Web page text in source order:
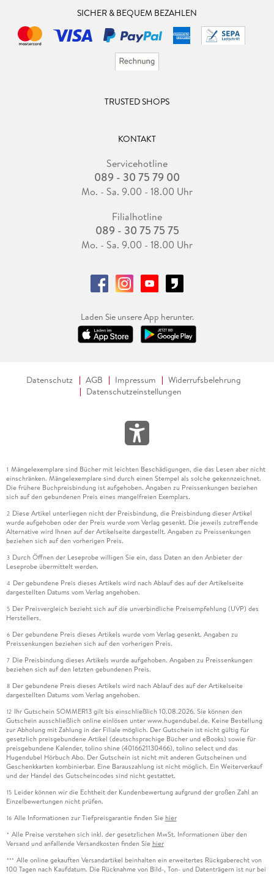
SICHER & BEQUEM BEZAHLEN
TRUSTED SHOPS
KONTAKT
Servicehotline
089 - 30 75 79 00
Mo. - Sa. 9.00 - 18.00 Uhr
Filialhotline
089 - 30 75 75 75
Mo. - Sa. 9.00 - 18.00 Uhr
Laden Sie unsere App herunter.
Datenschutz AGB Impressum
Widerrufsbelehrung
Datenschutzeinstellungen
1 Mängelexemplare sind Bücher mit leichten Beschädigungen, die das Lesen aber nicht
einschränken. Mängelexemplare sind durch einen Stempel als solche gekennzeichnet.
Die frühere Buchpreisbindung ist aufgehoben. Angaben zu Preissenkungen beziehen
sich auf den gebundenen Preis eines mangelfreien Exemplars.
2 Diese Artikel unterliegen nicht der Preisbindung, die Preisbindung dieser Artikel
wurde aufgehoben oder der Preis wurde vom Verlag gesenkt. Die jeweils zutreffende
Alternative wird Ihnen auf der Artikelseite dargestellt. Angaben zu Preissenkungen
beziehen sich auf den vorherigen Preis.
3 Durch Öffnen der Leseprobe willigen Sie ein, dass Daten an den Anbieter der
Leseprobe übermittelt werden.
4 Der gebundene Preis dieses Artikels wird nach Ablauf des auf der Artikelseite
dargestellten Datums vom Verlag angehoben.
5 Der Preisvergleich bezieht sich auf die unverbindliche Preisempfehlung (UVP) des
Herstellers.
6 Der gebundene Preis dieses Artikels wurde vom Verlag gesenkt. Angaben zu
Preissenkungen beziehen sich auf den vorherigen Preis.
7 Die Preisbindung dieses Artikels wurde aufgehoben. Angaben zu Preissenkungen
beziehen sich auf den letzten gebundenen Preis.
8 Der gebundene Preis dieses Artikels wird nach Ablauf des auf der Artikelseite
dargestellten Datums vom Verlag angehoben.
12 Ihr Gutschein SOMMER13 gilt bis einschließlich 10.08.2026. Sie können den
Gutschein ausschließlich online einlösen unter www.hugendubel.de. Keine Bestellung
zur Abholung mit Zahlung in der Filiale möglich. Der Gutschein ist nicht gültig für
gesetzlich preisgebundene Artikel (deutschsprachige Bücher und eBooks) sowie für
preisgebundene Kalender, tolino shine (4016621130466), tolino select und das
Hugendubel Hörbuch Abo. Der Gutschein ist nicht mit anderen Gutscheinen und
Geschenkkarten kombinierbar. Eine Barauszahlung ist nicht möglich. Ein Weiterverkauf
und der Handel des Gutscheincodes sind nicht gestattet.
15 Leider können wir die Echtheit der Kundenbewertung aufgrund der großen Zahl an
Einzelbewertungen nicht prüfen.
16 Alle Informationen zur Tiefpreisgarantie finden Sie hier
* Alle Preise verstehen sich inkl. der gesetzlichen MwSt. Informationen über den
Versand und anfallende Versandkosten finden Sie hier
*** Alle online gekauften Versandartikel beinhalten ein erweitertes Rückgaberecht von
100 Tagen nach Kaufdatum. Die Rücknahme von Bild-, Ton- und Datenträgern ist nur bei